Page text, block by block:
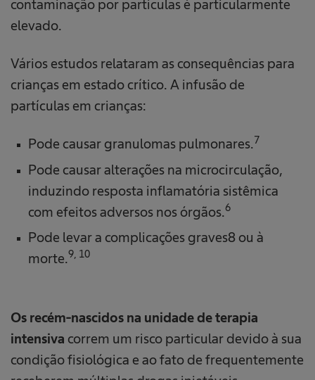
contaminação por partículas é particularmente
elevado.
Vários estudos relataram as consequências para
crianças em estado crítico. A infusão de
partículas em crianças:
Pode causar granulomas pulmonares.7
Pode causar alterações na microcirculação,
induzindo resposta inflamatória sistêmica
com efeitos adversos nos órgãos.6
Pode levar a complicações graves8 ou à
morte.9, 10
Os recém-nascidos na unidade de terapia
intensiva correm um risco particular devido à sua
condição fisiológica e ao fato de frequentemente